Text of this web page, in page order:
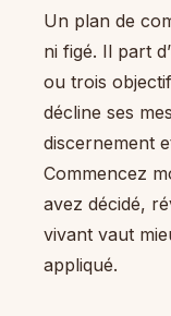
Un plan de
ni figé. Il part
ou trois
décline ses
discernement
Commencez
avez décidé,
vivant vaut
appliqué.